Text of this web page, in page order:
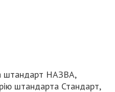
штандарт НАЗВА,
штандарта Стандарт,